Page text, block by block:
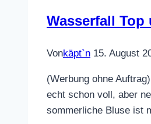
Wasserfall
Vonkäpt`n 15. August
(Werbung ohne
echt schon voll, aber
sommerliche Bluse ist